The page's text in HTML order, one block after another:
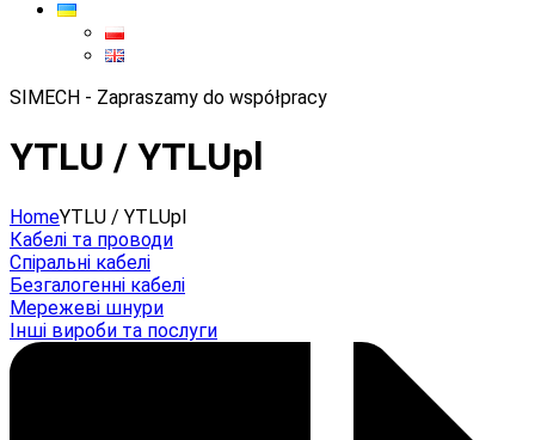
SIMECH - Zapraszamy do współpracy
YTLU / YTLUpl
HomeYTLU / YTLUpl
Кабелі та проводи
Спіральні кабелі
Безгалогенні кабелі
Мережеві шнури
Інші вироби та послуги